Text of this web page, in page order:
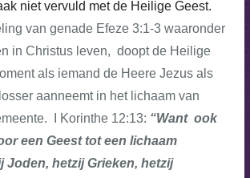
niet vervuld met de Heilige Geest.
van genade Efeze 3:1-3 waaronder
in Christus leven, doopt de Heilige
als iemand de Heere Jezus als
aanneemt in het lichaam van
I Korinthe 12:13: “Want ook
een Geest tot een lichaam
Joden, hetzij Grieken, hetzij